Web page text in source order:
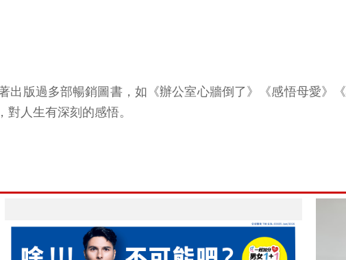
版過多部暢銷圖書，如《辦公室心牆倒了》《感悟母愛》
人生有深刻的感悟。